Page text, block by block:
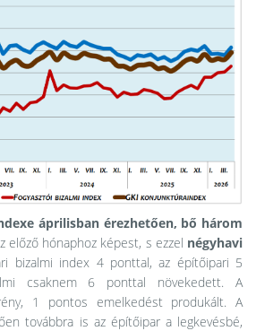
áprilisban érezhetően, bő három
előző hónaphoz képest, s ezzel négyhavi
bizalmi index 4 ponttal, az építőipari 5
csaknem 6 ponttal növekedett. A
1 pontos emelkedést produkált. A
továbbra is az építőipar a legkevésbé,